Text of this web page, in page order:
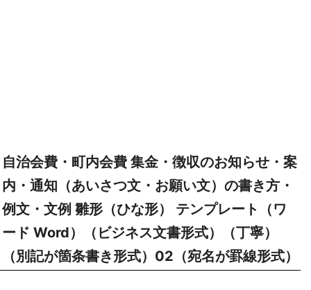
自治会費・町内会費 集金・徴収のお知らせ・案
内・通知（あいさつ文・お願い文）の書き方・
例文・文例 雛形（ひな形） テンプレート（ワ
ード Word）（ビジネス文書形式）（丁寧）
（別記が箇条書き形式）02（宛名が罫線形式）